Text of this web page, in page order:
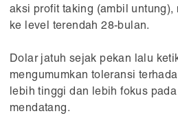
aksi profit taking (ambil untung),
ke level terendah 28-bulan.
Dolar jatuh sejak pekan lalu
mengumumkan toleransi
lebih tinggi dan lebih fokus
mendatang.